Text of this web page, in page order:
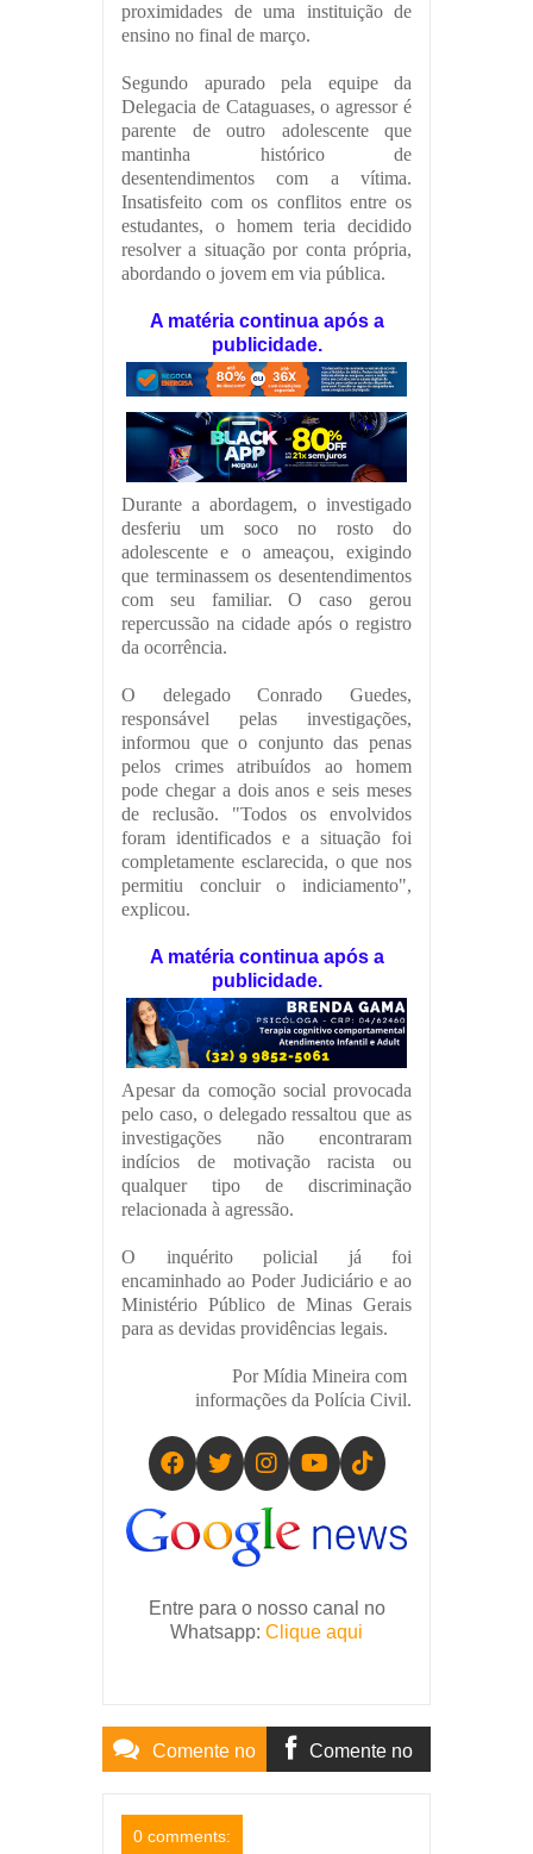
proximidades de uma instituição de
ensino no final de março.
Segundo apurado pela equipe da
Delegacia de Cataguases, o agressor é
parente de outro adolescente que
mantinha histórico de
desentendimentos com a vítima.
Insatisfeito com os conflitos entre os
estudantes, o homem teria decidido
resolver a situação por conta própria,
abordando o jovem em via pública.
A matéria continua após a
publicidade.
Durante a abordagem, o investigado
desferiu um soco no rosto do
adolescente e o ameaçou, exigindo
que terminassem os desentendimentos
com seu familiar. O caso gerou
repercussão na cidade após o registro
da ocorrência.
O delegado Conrado Guedes,
responsável pelas investigações,
informou que o conjunto das penas
pelos crimes atribuídos ao homem
pode chegar a dois anos e seis meses
de reclusão. "Todos os envolvidos
foram identificados e a situação foi
completamente esclarecida, o que nos
permitiu concluir o indiciamento",
explicou.
A matéria continua após a
publicidade.
Apesar da comoção social provocada
pelo caso, o delegado ressaltou que as
investigações não encontraram
indícios de motivação racista ou
qualquer tipo de discriminação
relacionada à agressão.
O inquérito policial já foi
encaminhado ao Poder Judiciário e ao
Ministério Público de Minas Gerais
para as devidas providências legais.
Por Mídia Mineira com
informações da Polícia Civil.
Entre para o nosso canal no
Whatsapp: Clique aqui
Comente no Comente no
0 comments: